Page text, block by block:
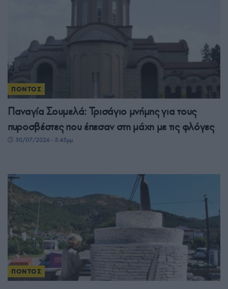
ΠΟΝΤΟΣ
Παναγία Σουμελά: Τρισάγιο μνήμης για τους
πυροσβέστες που έπεσαν στη μάχη με τις φλόγες
30/07/2026 - 5:45μμ
ΠΟΝΤΟΣ